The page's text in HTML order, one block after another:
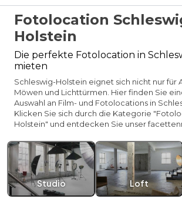
Fotolocation
Holstein
Die perfekte Fotolocation in
mieten
Schleswig-Holstein eignet sich nicht nur für
Möwen und Lichttürmen. Hier finden Sie
Auswahl an Film- und Fotolocations in
Klicken Sie sich durch die Kategorie
Holstein" und entdecken Sie unser
Studio Loft